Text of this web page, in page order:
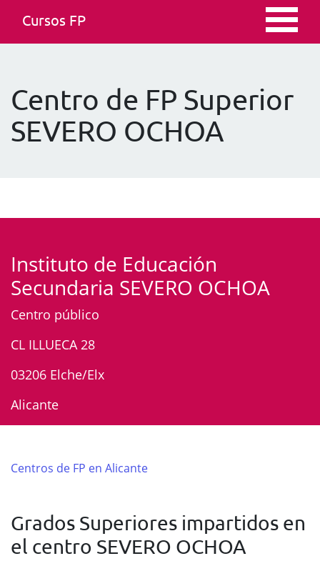
Cursos FP
Centro de FP Superior
SEVERO OCHOA
Instituto de Educación
Secundaria SEVERO OCHOA
Centro público
CL ILLUECA 28
03206 Elche/Elx
Alicante
Centros de FP en Alicante
Grados Superiores impartidos en
el centro SEVERO OCHOA